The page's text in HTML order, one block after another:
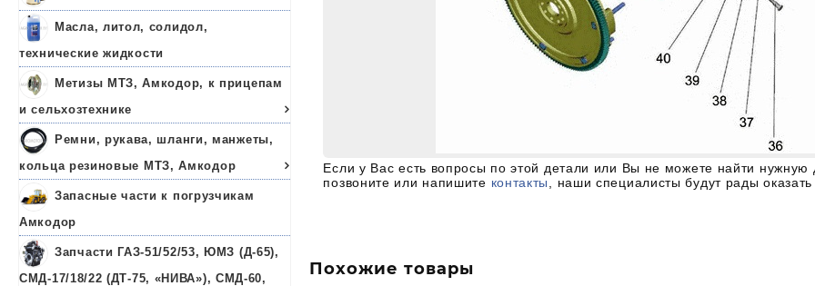
Масла, литол, солидол,
технические жидкости
Метизы МТЗ, Амкодор, к прицепам
и сельхозтехнике
Ремни, рукава, шланги, манжеты,
кольца резиновые МТЗ, Амкодор
Запасные части к погрузчикам
Амкодор
Запчасти ГАЗ-51/52/53, ЮМЗ (Д-65),
СМД-17/18/22 (ДТ-75, «НИВА»), СМД-60,
Если у Вас есть вопросы по этой детали или Вы не можете найти нужную
позвоните или напишите контакты , наши специалисты будут рады
Похожие товары